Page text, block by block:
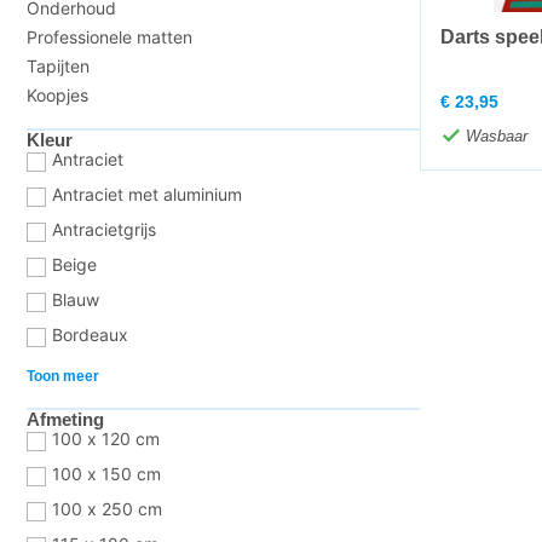
Onderhoud
Professionele matten
Tapijten
Koopjes
Kleur
Antraciet
Antraciet met aluminium
Antracietgrijs
Beige
Blauw
Bordeaux
Toon meer
Afmeting
100 x 120 cm
100 x 150 cm
100 x 250 cm
Darts
€ 23,95
Wasbaar